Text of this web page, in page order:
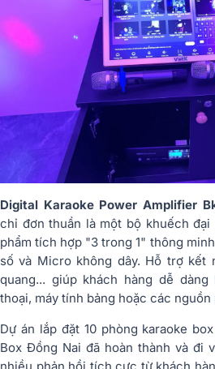
Digital Karaoke Power Amplifier
chỉ đơn thuần là một bộ khuếch đại
phẩm tích hợp "3 trong 1" thông
số và Micro không dây. Hỗ trợ kết
quang... giúp khách hàng dễ
thoại, máy tính bảng hoặc các nguồn
Dự án lắp đặt 10 phòng karaoke
Box Đồng Nai đã hoàn thành và đi